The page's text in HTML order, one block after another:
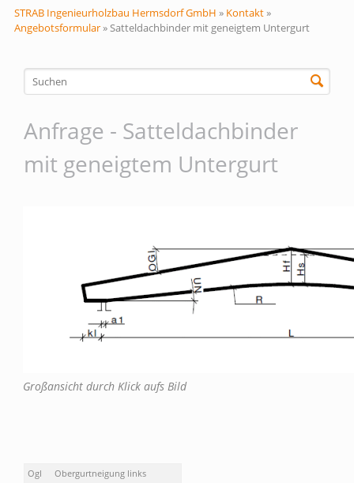
STRAB Ingenieurholzbau Hermsdorf GmbH » Kontakt»
Angebotsformular»Satteldachbinder mit geneigtem Untergurt
Anfrage - Satteldachbinder
mit geneigtem Untergurt
Großansicht durch Klick aufs Bild
Ogl
Obergurtneigung links